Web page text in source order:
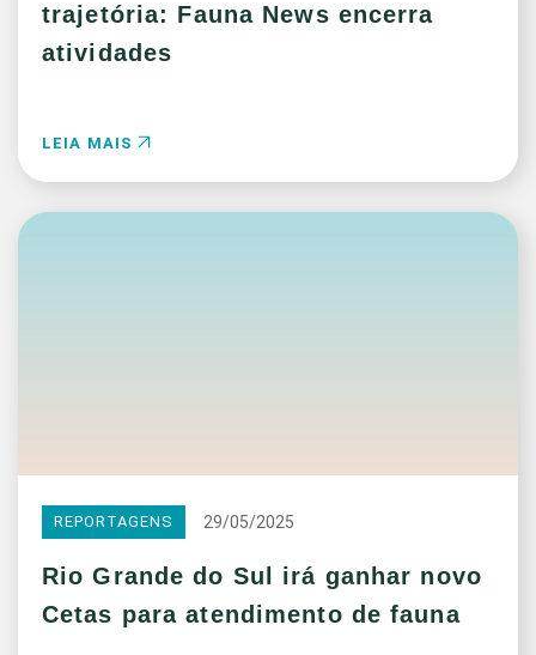
trajetória: Fauna News encerra
atividades
LEIA MAIS
REPORTAGENS 29/05/2025
Rio Grande do Sul irá ganhar novo
Cetas para atendimento de fauna